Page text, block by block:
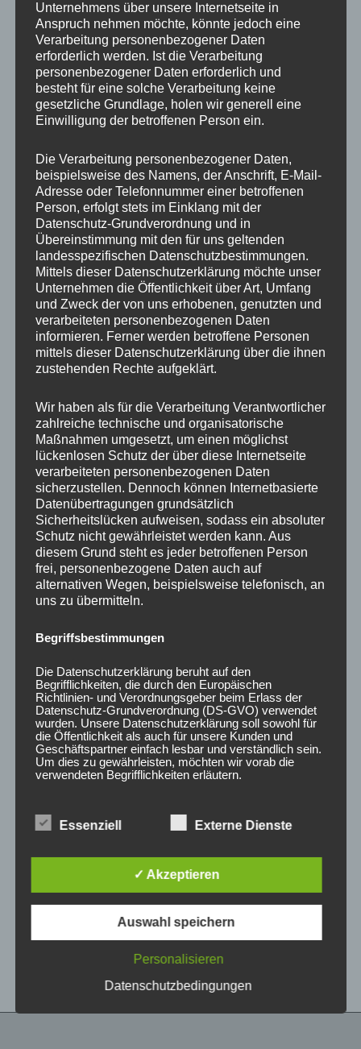
Fertigung Flow Forming
Hersteller JR WHEELS
Lochkreis 5×120
Hinweis
Lochzahl
Mittellochbohrung 72,6 mm
Nabenbohrung 72.6
PCD 120 mm
Traglast 690
Ähnliche Produkte
CONCAVER CVR1
19×8 ET40 5×112
Double Tinted Black
425,00€ *
Bewertet
mit
CONCAVER CVR1
19×8,5 ET35 5×120
Brushed Bronze
5
19×8,5 ET35 5×120
450,00€ *
19×8,5 ET35 5×112
Brushed Bronze
450,00€ *
Bewertet
von
5
Unternehmens über unsere Internetseite in
Anspruch nehmen möchte, könnte jedoch eine
Verarbeitung personenbezogener Daten
erforderlich werden. Ist die Verarbeitung
personenbezogener Daten erforderlich und
besteht für eine solche Verarbeitung keine
gesetzliche Grundlage, holen wir generell eine
Einwilligung der betroffenen Person ein.
Die Verarbeitung personenbezogener Daten,
beispielsweise des Namens, der Anschrift, E-Mail-
Adresse oder Telefonnummer einer betroffenen
Person, erfolgt stets im Einklang mit der
Datenschutz-Grundverordnung und in
Übereinstimmung mit den für uns geltenden
landesspezifischen Datenschutzbestimmungen.
Mittels dieser Datenschutzerklärung möchte unser
Unternehmen die Öffentlichkeit über Art, Umfang
und Zweck der von uns erhobenen, genutzten und
verarbeiteten personenbezogenen Daten
informieren. Ferner werden betroffene Personen
mittels dieser Datenschutzerklärung über die ihnen
zustehenden Rechte aufgeklärt.
Wir haben als für die Verarbeitung Verantwortlicher
zahlreiche technische und organisatorische
Maßnahmen umgesetzt, um einen möglichst
lückenlosen Schutz der über diese Internetseite
verarbeiteten personenbezogenen Daten
sicherzustellen. Dennoch können Internetbasierte
Datenübertragungen grundsätzlich
Sicherheitslücken aufweisen, sodass ein absoluter
Schutz nicht gewährleistet werden kann. Aus
diesem Grund steht es jeder betroffenen Person
frei, personenbezogene Daten auch auf
alternativen Wegen, beispielsweise telefonisch, an
uns zu übermitteln.
Begriffsbestimmungen
Die Datenschutzerklärung beruht auf den
Begrifflichkeiten, die durch den Europäischen
Richtlinien- und Verordnungsgeber beim Erlass der
Datenschutz-Grundverordnung (DS-GVO) verwendet
wurden. Unsere Datenschutzerklärung soll sowohl für
die Öffentlichkeit als auch für unsere Kunden und
Geschäftspartner einfach lesbar und verständlich sein.
Um dies zu gewährleisten, möchten wir vorab die
verwendeten Begrifflichkeiten erläutern.
Wir verwenden in dieser Datenschutzerklärung
unter anderem die folgenden Begriffe:
Personenbezogene Daten sind alle
identifizierbare natürliche Person (im Folgenden
wird eine natürliche Person angesehen, die
Essenziell Externe Dienste
✓ Akzeptieren
Auswahl speichern
Personalisieren
Datenschutzbedingungen